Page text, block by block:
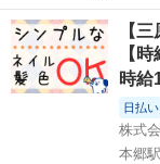
理、化学プラントでの
ャンスあり！
であ...
広島 東広島市
【
【
時給
日払い
株式
本郷駅